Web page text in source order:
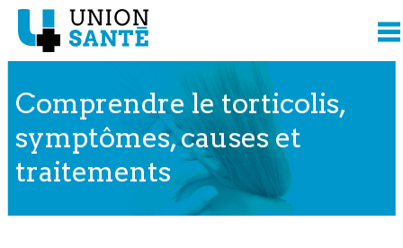
Comprendre le torticolis,
symptômes, causes et
traitements